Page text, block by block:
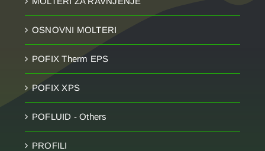
OSNOVNI MOLTERI
POFIX Therm EPS
POFIX XPS
POFLUID - Others
PROFILI